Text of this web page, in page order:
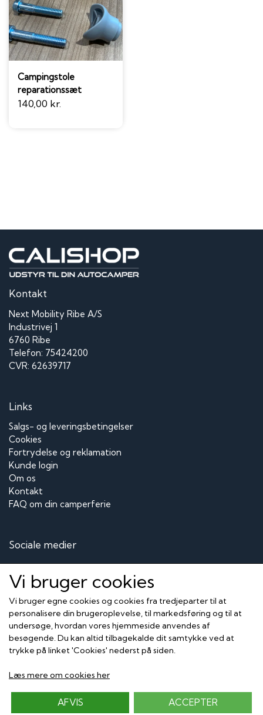
Campingstole
reparationssæt
140,00 kr.
Kontakt
Next Mobility Ribe A/S
Industrivej 1
6760 Ribe
Telefon: 75424200
CVR: 62639717
Links
Salgs- og leveringsbetingelser
Cookies
Fortrydelse og reklamation
Kunde login
Om os
Kontakt
FAQ om din camperferie
Sociale medier
Modtag vores nyhedsbrev via e-mail
Tilmeld
Her kan du betale med
Vi bruger cookies
Vi bruger egne cookies og cookies fra tredjeparter til at
personalisere din brugeroplevelse, til markedsføring og til at
undersøge, hvordan vores hjemmeside anvendes af
besøgende. Du kan altid tilbagekalde dit samtykke ved at
trykke på linket 'Cookies' nederst på siden.
Læs mere om cookies her
AFVIS ACCEPTER